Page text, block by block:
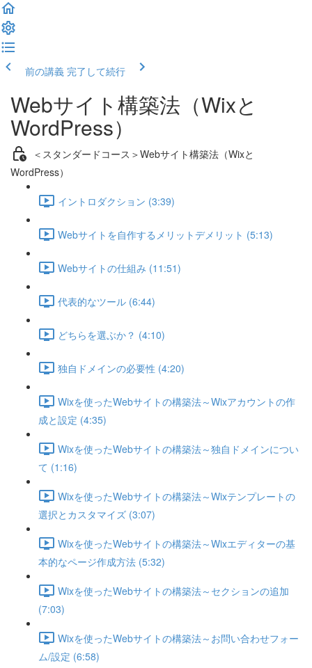
前の講義 完了して続行
Webサイト構築法（Wixと
WordPress）
＜スタンダードコース＞Webサイト構築法（Wixと
WordPress）
イントロダクション (3:39)
Webサイトを自作するメリットデメリット (5:13)
Webサイトの仕組み (11:51)
代表的なツール (6:44)
どちらを選ぶか？ (4:10)
独自ドメインの必要性 (4:20)
Wixを使ったWebサイトの構築法～Wixアカウントの作
成と設定 (4:35)
Wixを使ったWebサイトの構築法～独自ドメインについ
て (1:16)
Wixを使ったWebサイトの構築法～Wixテンプレートの
選択とカスタマイズ (3:07)
Wixを使ったWebサイトの構築法～Wixエディターの基
本的なページ作成方法 (5:32)
Wixを使ったWebサイトの構築法～セクションの追加
(7:03)
Wixを使ったWebサイトの構築法～お問い合わせフォー
ム/設定 (6:58)